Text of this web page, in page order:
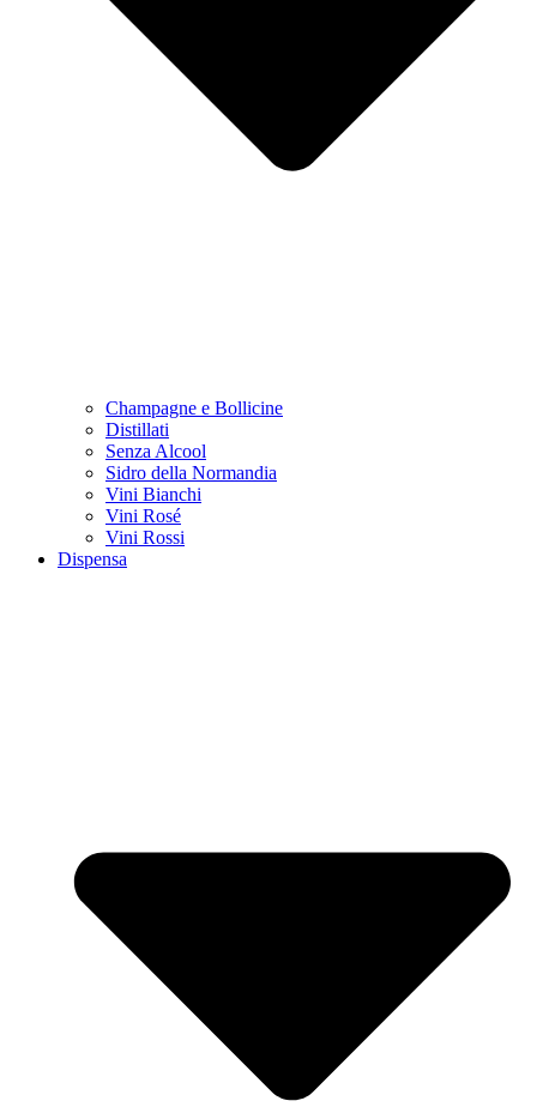
Champagne e Bollicine
Distillati
Senza Alcool
Sidro della Normandia
Vini Bianchi
Vini Rosé
Vini Rossi
Dispensa